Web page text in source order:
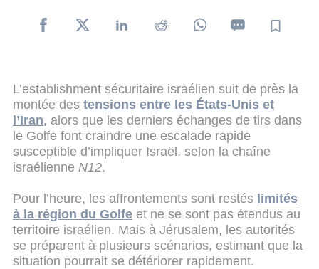
L’establishment sécuritaire israélien suit de près la
montée des tensions entre les États-Unis et
l’Iran, alors que les derniers échanges de tirs dans
le Golfe font craindre une escalade rapide
susceptible d’impliquer Israël, selon la chaîne
israélienne N12.
Pour l’heure, les affrontements sont restés limités
à la région du Golfe et ne se sont pas étendus au
territoire israélien. Mais à Jérusalem, les autorités
se préparent à plusieurs scénarios, estimant que la
situation pourrait se détériorer rapidement.